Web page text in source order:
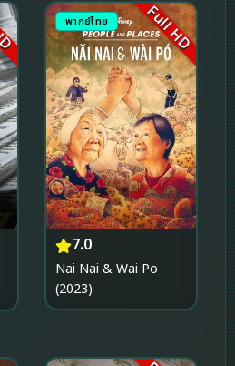
พากย์ไทย Full HD
7.0
Nai Nai & Wai Po
(2023)